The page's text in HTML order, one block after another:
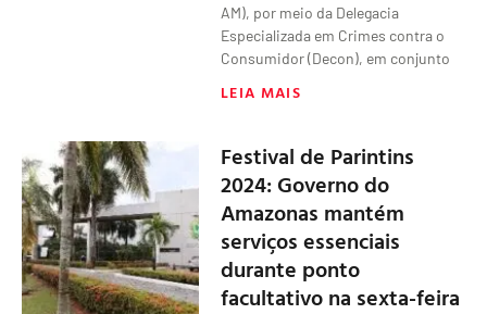
AM), por meio da Delegacia
Especializada em Crimes contra o
Consumidor (Decon), em conjunto
LEIA MAIS
Festival de Parintins
2024: Governo do
Amazonas mantém
serviços essenciais
durante ponto
facultativo na sexta-feira